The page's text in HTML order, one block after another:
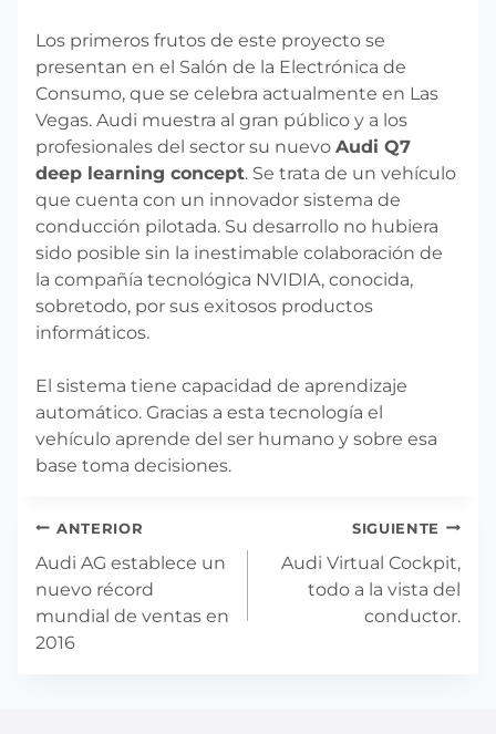
Los primeros frutos de este proyecto se
presentan en el Salón de la Electrónica de
Consumo, que se celebra actualmente en Las
Vegas. Audi muestra al gran público y a los
profesionales del sector su nuevo Audi Q7
deep learning concept. Se trata de un vehículo
que cuenta con un innovador sistema de
conducción pilotada. Su desarrollo no hubiera
sido posible sin la inestimable colaboración de
la compañía tecnológica NVIDIA, conocida,
sobretodo, por sus exitosos productos
informáticos.
El sistema tiene capacidad de aprendizaje
automático. Gracias a esta tecnología el
vehículo aprende del ser humano y sobre esa
base toma decisiones.
Navegación
de
entradas
ANTERIOR
Audi AG establece un
nuevo récord
mundial de ventas en
2016
SIGUIENTE
Audi Virtual Cockpit,
todo a la vista del
conductor.